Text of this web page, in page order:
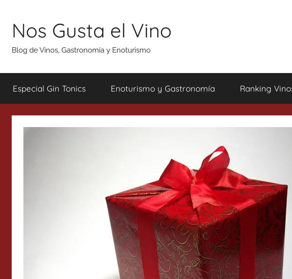
contenido
Nos Gusta el Vino
Blog de Vinos, Gastronomía y Enoturismo
Especial Gin Tonics Enoturismo y Gastronomía Ranking